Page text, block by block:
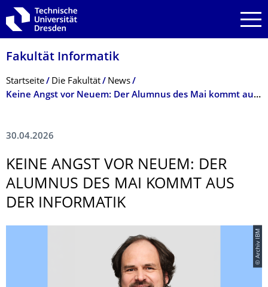
Zur Hauptnavigation springen
Zur Suche springen
Zum Inhalt springen
Fakultät Informatik
Breadcrumb-Menü
Startseite Die Fakultät
News
Keine Angst vor Neuem: Der Alumnus des Mai kommt aus der Informatik
30.04.2026
KEINE ANGST VOR NEUEM: DER
ALUMNUS DES MAI KOMMT AUS
DER INFORMATIK
© Archiv IBM